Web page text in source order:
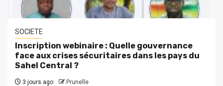
SOCIETE
Inscription webinaire : Quelle gouvernance
face aux crises sécuritaires dans les pays du
Sahel Central ?
3 jours ago Prunelle